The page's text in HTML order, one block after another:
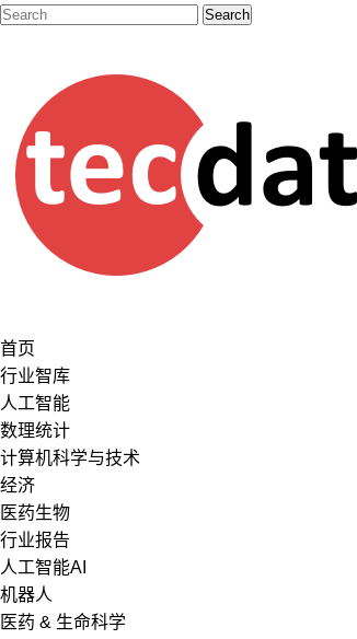
首页
行业智库
人工智能
数理统计
计算机科学与技术
经济
医药生物
行业报告
人工智能AI
机器人
医药 & 生命科学